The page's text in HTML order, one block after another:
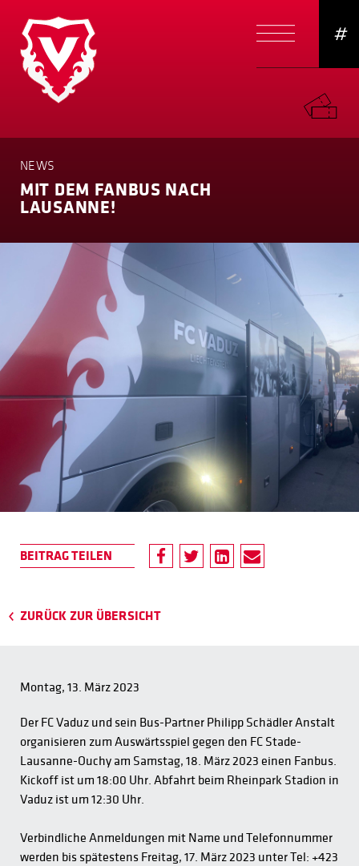
#
NEWS
MIT DEM FANBUS NACH
LAUSANNE!
ZURÜCK ZUR ÜBERSICHT
Montag, 13. März 2023
Der FC Vaduz und sein Bus-Partner Philipp Schädler Anstalt
organisieren zum Auswärtsspiel gegen den FC Stade-
Lausanne-Ouchy am Samstag, 18. März 2023 einen Fanbus.
Kickoff ist um 18:00 Uhr. Abfahrt beim Rheinpark Stadion in
Vaduz ist um 12:30 Uhr.
Verbindliche Anmeldungen mit Name und Telefonnummer
werden bis spätestens Freitag, 17. März 2023 unter Tel: +423